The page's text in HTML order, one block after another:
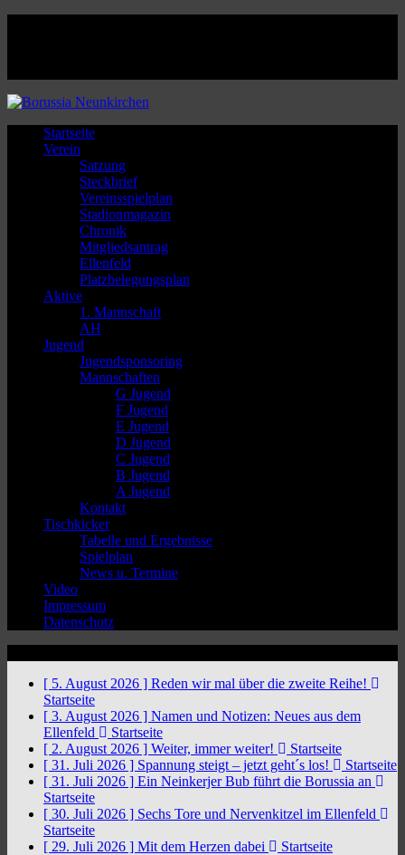
Startseite
Verein
Satzung
Steckbrief
Vereinsspielplan
Stadionmagazin
Chronik
Mitgliedsantrag
Ellenfeld
Platzbelegungsplan
Aktive
1. Mannschaft
AH
Jugend
Jugendsponsoring
Mannschaften
G Jugend
F Jugend
E Jugend
D Jugend
C Jugend
B Jugend
A Jugend
Kontakt
Tischkicker
Tabelle und Ergebnisse
Spielplan
News u. Termine
Video
Impressum
Datenschutz
[ 5. August 2026 ] Reden wir mal über die zweite Reihe!
Startseite
[ 3. August 2026 ] Namen und Notizen: Neues aus dem
Ellenfeld
Startseite
[ 2. August 2026 ] Weiter, immer weiter!
Startseite
[ 31. Juli 2026 ] Spannung steigt – jetzt geht´s los!
Startseite
[ 31. Juli 2026 ] Ein Neinkerjer Bub führt die Borussia an
Startseite
[ 30. Juli 2026 ] Sechs Tore und Nervenkitzel im Ellenfeld
Startseite
[ 29. Juli 2026 ] Mit dem Herzen dabei
Startseite